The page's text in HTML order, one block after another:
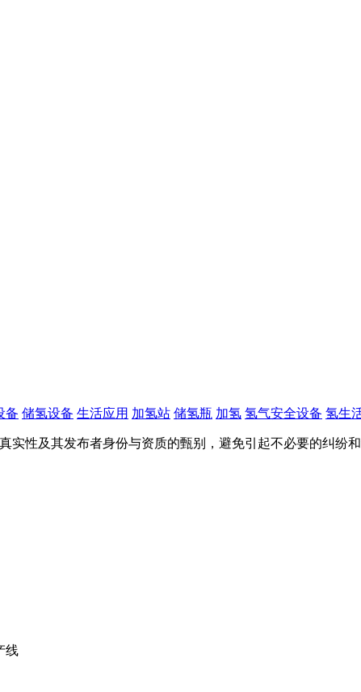
备 储氢设备 生活应用 加氢站 储氢瓶 加氢 氢气安全设备 氢生
实性及其发布者身份与资质的甄别，避免引起不必要的纠纷和
线